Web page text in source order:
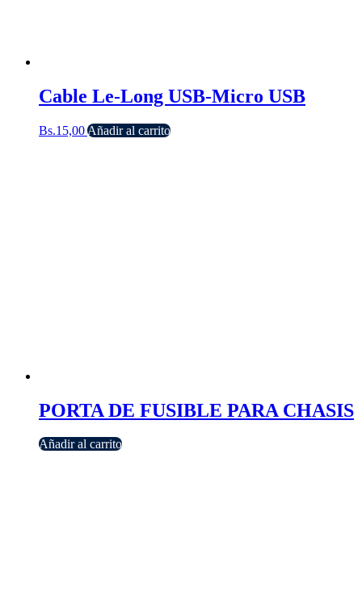
Cable Le-Long USB-Micro USB
Bs.15,00Añadir al carrito
PORTA DE FUSIBLE PARA CHASIS
Añadir al carrito